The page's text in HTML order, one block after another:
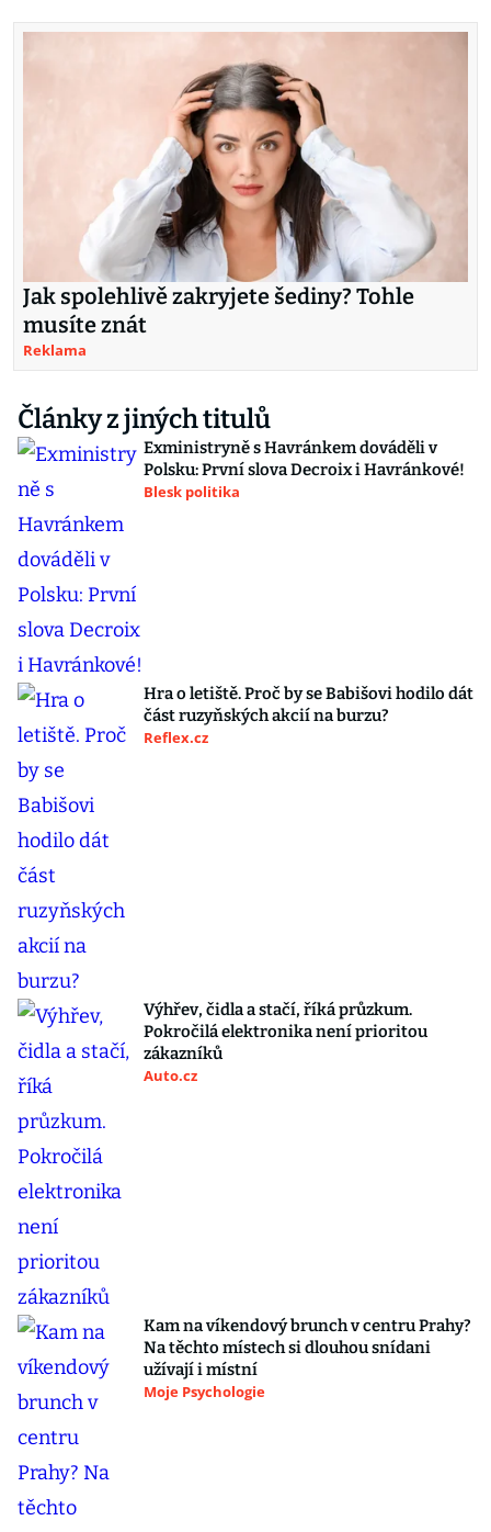
Jak spolehlivě zakryjete šediny? Tohle
musíte znát
Reklama
Články z jiných titulů
Exministryně s Havránkem dováděli v
Polsku: První slova Decroix i Havránkové!
Blesk politika
Hra o letiště. Proč by se Babišovi hodilo dát
část ruzyňských akcií na burzu?
Reflex.cz
Výhřev, čidla a stačí, říká průzkum.
Pokročilá elektronika není prioritou
zákazníků
Auto.cz
Kam na víkendový brunch v centru Prahy?
Na těchto místech si dlouhou snídani
užívají i místní
Moje Psychologie